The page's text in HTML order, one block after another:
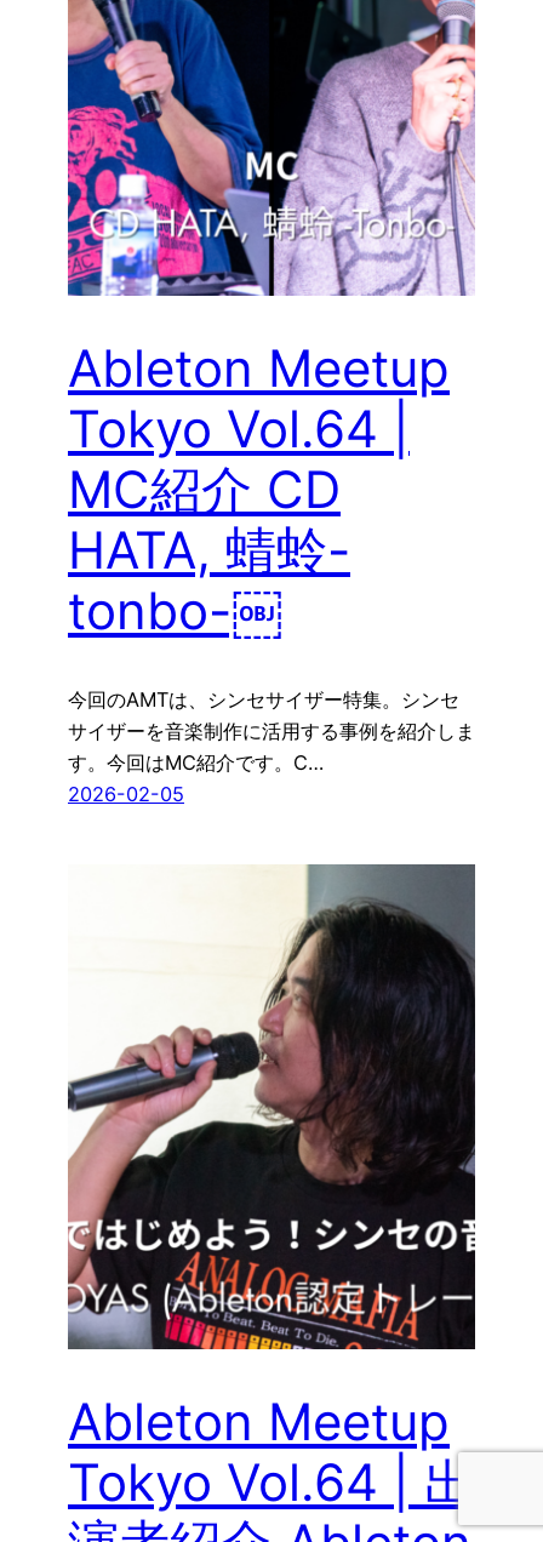
Ableton Meetup
Tokyo Vol.64 |
MC紹介 CD
HATA, 蜻蛉-
tonbo-￼
今回のAMTは、シンセサイザー特集。シンセ
サイザーを音楽制作に活用する事例を紹介しま
す。今回はMC紹介です。C…
2026-02-05
Ableton Meetup
Tokyo Vol.64 | 出